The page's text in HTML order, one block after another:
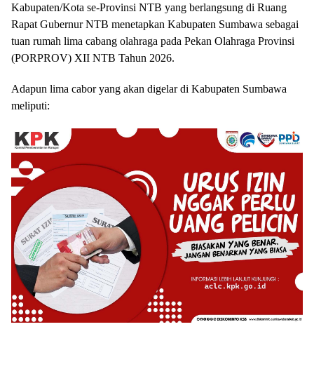
Kabupaten/Kota se-Provinsi NTB yang berlangsung di Ruang
Rapat Gubernur NTB menetapkan Kabupaten Sumbawa sebagai
tuan rumah lima cabang olahraga pada Pekan Olahraga Provinsi
(PORPROV) XII NTB Tahun 2026.
Adapun lima cabor yang akan digelar di Kabupaten Sumbawa
meliputi: